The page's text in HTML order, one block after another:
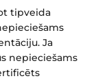
tipveida
Ja
nepieciešams